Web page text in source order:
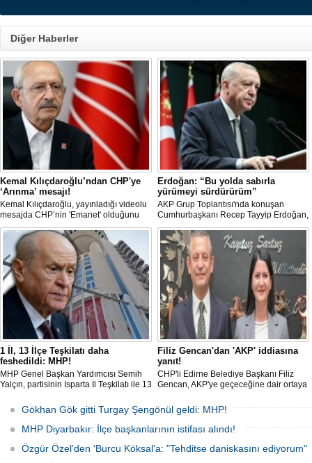
Diğer Haberler
Kemal Kılıçdaroğlu’ndan CHP'ye
‘Arınma’ mesajı!
Kemal Kılıçdaroğlu, yayınladığı videolu
mesajda CHP’nin 'Emanet' olduğunu
vurgulayıp 'Arınma' ve 'İç Muhasebe'
ifadelerini kullandı. Açıklamalarda Parti
içi süreçlere ve Yargı tartışmalarına
doğrudan değinilmemesi dikkat çekti.
Erdoğan: “Bu yolda sabırla
yürümeyi sürdürürüm”
AKP Grup Toplantısı'nda konuşan
Cumhurbaşkanı Recep Tayyip Erdoğan,
"Tek başıma kalsam dâhi 'Bu yol hak
yoludur, dönmek bilmez yürürüm' der,
bu yolda sabırla yürümeyi sürdürürüm"
dedi.
1 İl, 13 İlçe Teşkilatı daha
feshedildi: MHP!
MHP Genel Başkan Yardımcısı Semih
Yalçın, partisinin Isparta İl Teşkilatı ile 13
Isparta İl Başkanlığı görevine Osman
Gülay'ın atandığını açıkladı.
Filiz Gencan'dan 'AKP' iddiasına
yanıt!
CHP'li Edirne Belediye Başkanı Filiz
Gencan, AKP'ye geçeceğine dair ortaya
adım atmıyoruz" ifadeleriyle yanıt verdi.
Gökhan Gök gitti Turgay Şengönül geldi: MHP!
MHP Diyarbakır: İlçe başkanlarının istifası alındı!
Özgür Özel'den 'Burcu Köksal'a: "Tehditse daniskasını ediyorum"